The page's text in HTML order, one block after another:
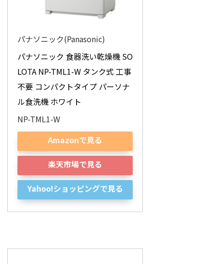
パナソニック(Panasonic)
パナソニック 食器洗い乾燥機 SO
LOTA NP-TML1-W タンク式 工事
不要 コンパクトタイプ パーソナ
ル食洗機 ホワイト
NP-TML1-W
Amazonで見る
楽天市場で見る
Yahoo!ショッピングで見る